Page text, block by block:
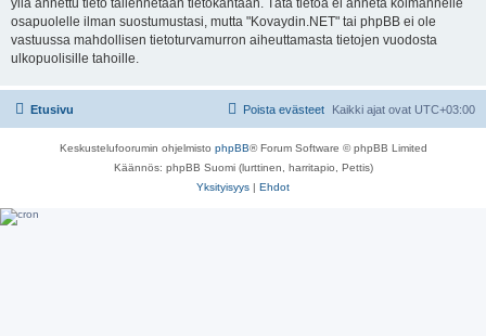
yllä annettu tieto tallennetaan tietokantaan. Tätä tietoa ei anneta kolmannelle
osapuolelle ilman suostumustasi, mutta "Kovaydin.NET" tai phpBB ei ole
vastuussa mahdollisen tietoturvamurron aiheuttamasta tietojen vuodosta
ulkopuolisille tahoille.
Etusivu Kaikki ajat ovat UTC+03:00
Poista evästeet
Keskustelufoorumin ohjelmisto phpBB® Forum Software © phpBB Limited
Käännös: phpBB Suomi (lurttinen, harritapio, Pettis)
Yksityisyys | Ehdot